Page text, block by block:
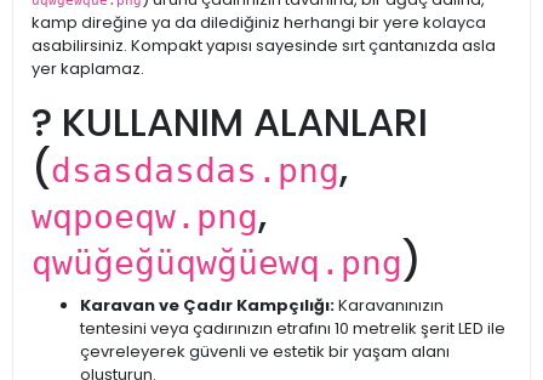
kamp direğine ya da dilediğiniz herhangi bir yere kolayca
asabilirsiniz. Kompakt yapısı sayesinde sırt çantanızda asla
yer kaplamaz.
?️ KULLANIM ALANLARI
(dsasdasdas.png,
wqpoeqw.png,
qwüğeğüqwğüewq.png)
Karavan ve Çadır Kampçılığı:Karavanınızın
tentesini veya çadırınızın etrafını 10 metrelik şerit LED ile
çevreleyerek güvenli ve estetik bir yaşam alanı
oluşturun.